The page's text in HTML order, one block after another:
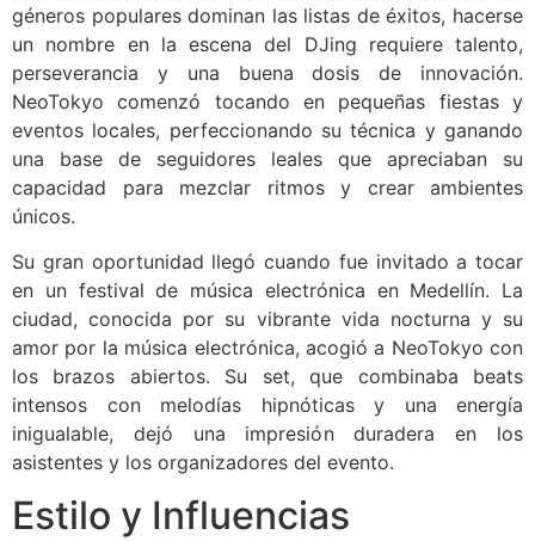
géneros populares dominan las listas de éxitos, hacerse
un nombre en la escena del DJing requiere talento,
perseverancia y una buena dosis de innovación.
NeoTokyo comenzó tocando en pequeñas fiestas y
eventos locales, perfeccionando su técnica y ganando
una base de seguidores leales que apreciaban su
capacidad para mezclar ritmos y crear ambientes
únicos.
Su gran oportunidad llegó cuando fue invitado a tocar
en un festival de música electrónica en Medellín. La
ciudad, conocida por su vibrante vida nocturna y su
amor por la música electrónica, acogió a NeoTokyo con
los brazos abiertos. Su set, que combinaba beats
intensos con melodías hipnóticas y una energía
inigualable, dejó una impresión duradera en los
asistentes y los organizadores del evento.
Estilo y Influencias